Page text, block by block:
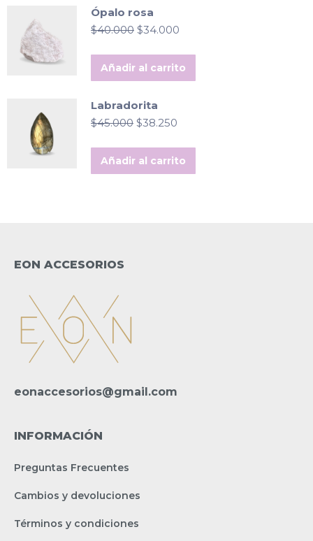
Ópalo rosa
$40.000 El
original
era:
$40.000.
$34.000
actual
es:
$34.000.
Añadir al carrito
Labradorita
$45.000 El
original
era:
$45.000.
$38.250
actual
es:
$38.250.
Añadir al carrito
EON ACCESORIOS
eonaccesorios@gmail.com
INFORMACIÓN
Preguntas Frecuentes
Cambios y devoluciones
Términos y condiciones